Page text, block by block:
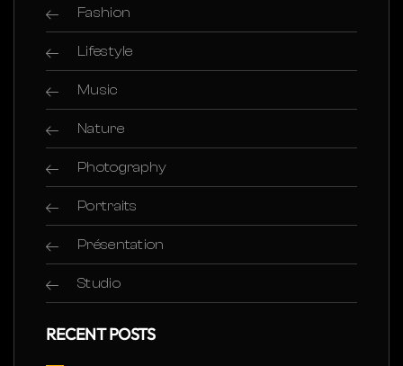
Fashion
Lifestyle
Music
Nature
Photography
Portraits
Présentation
Studio
RECENT POSTS